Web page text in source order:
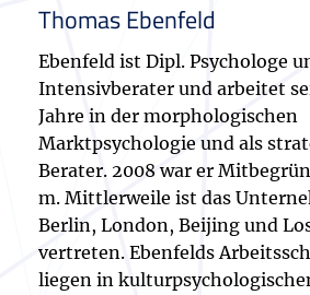
Thomas Ebenfeld
Ebenfeld ist Dipl. Psychologe
Intensivberater und arbeitet
Jahre in der morphologischen
Marktpsychologie und als
Berater. 2008 war er
m. Mittlerweile ist das
Berlin, London, Beijing und
vertreten. Ebenfelds
liegen in